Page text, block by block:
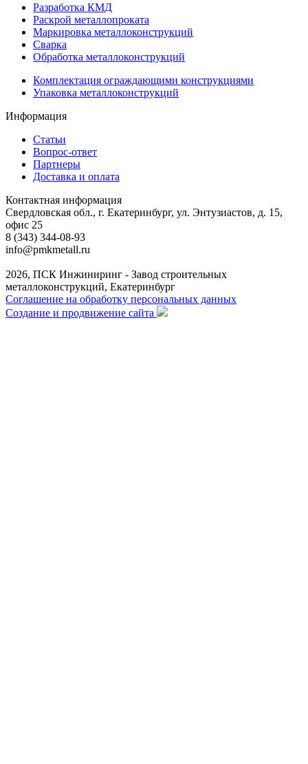
Разработка КМД
Раскрой металлопроката
Маркировка металлоконструкций
Сварка
Обработка металлоконструкций
Комплектация ограждающими конструкциями
Упаковка металлоконструкций
Информация
Статьи
Вопрос-ответ
Партнеры
Доставка и оплата
Контактная информация
Свердловская обл., г. Екатеринбург, ул. Энтузиастов, д. 15,
офис 25
8 (343) 344-08-93
info@pmkmetall.ru
2026, ПСК Инжиниринг - Завод строительных
металлоконструкций, Екатеринбург
Соглашение на обработку персональных данных
Создание и продвижение сайта